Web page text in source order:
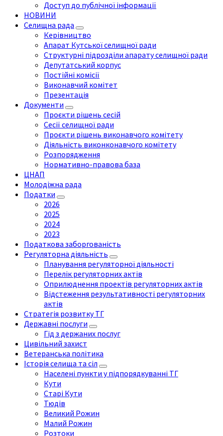
Доступ до публічної інформації
НОВИНИ
Селищна рада
Керівництво
Апарат Кутської селищної ради
Структурні підрозділи апарату селищної ради
Депутатський корпус
Постійні комісії
Виконавчий комітет
Презентація
Документи
Проєкти рішень сесій
Сесії селищної ради
Проєкти рішень виконавчого комітету
Діяльність виконконавчого комітету
Розпорядження
Нормативно-правова база
ЦНАП
Молодіжна рада
Податки
2026
2025
2024
2023
Податкова заборгованість
Регуляторна діяльність
Планування регуляторної діяльності
Перелік регуляторних актів
Оприлюднення проектів регуляторних актів
Відстеження результативності регуляторних
актів
Стратегія розвитку ТГ
Державні послуги
Гід з держаних послуг
Цивільний захист
Ветеранська політика
Історія селища та сіл
Населені пункти у підпорядкуванні ТГ
Кути
Старі Кути
Тюдів
Великий Рожин
Малий Рожин
Розтоки